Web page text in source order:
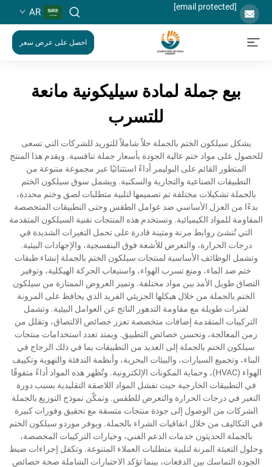
[email protected]
AR
احصل على عرض سعر
بيع جملة لمادة سيليكونية مانعة
للتسرب
يشكل سيلكون الختم بالجملة حلاً شاملاً للتوريد للشركات التي تسعى
للحصول على مواد ختم عالية الجودة بأسعار جملة تنافسية. ويقدم هذا المنتج
المتطور القائم على البوليمر أداءً استثنائيًا عبر مجموعة متنوعة من
التطبيقات الصناعية والتجارية والسكنية. ويشمل سوق سيلكون الختم
بالجملة تشكيلات مختلفة تم تصميمها لتلبية متطلبات لصق وختم محددة،
بدءًا من العزل الأساسي ضد عوامل الطقس وحتى التطبيقات المتخصصة
المقاومة للمواد الكيميائية. وتستخدم هذه المنتجات تقنية السيلكون المتقدمة
التي تُنشئ روابط مرنة ومتينة قادرة على تحمل التغيرات الشديدة في
درجات الحرارة، والتعرض للأشعة فوق البنفسجية، والإجهادات البيئية.
وتشمل الوظائف الأساسية لمنتجات سيلكون الختم بالجملة إنشاء طبقات
ختم ضد الماء، ومنع تسرب الهواء، واستيعاب الحركة الهيكلية، وتوفير
التصاق طويل الأمد بين مواد مختلفة. وتميز العروض الممتازة من سيلكون
الختم بالجملة من خلال هيكلها الجزيئي الفريد الذي يحافظ على المرونة
لفترات طويلة مع مقاومة التدهور الناتج عن العوامل البيئية. وتشمل
التركيبات المتقدمة إضافات متخصصة تعزز خصائص الالتصاق، وتقلل من
زمن المعالجة، وتحسن خصائص التطبيق. ويمتد تعدد استخدامات منتجات
سيلكون الختم بالجملة إلى العديد من التطبيقات بما في ذلك الزجاج في
البناء، وتجميع السيارات، والبيئات البحرية، وأنظمة التدفئة والتهوية وتكييف
الهواء (HVAC)، وحماية المكونات الإلكترونية. وتُظهر هذه المواد أداءً متفوقًا
في التطبيقات الخارجية حيث تفشل المواد اللاصقة التقليدية بسبب دورة
التغير في درجات الحرارة والتعرض للطقس. وتمكّن نموذج التوزيع بالجملة
الشركات من الوصول إلى جودة منتجات متسقة مع تحقيق وفورات كبيرة
في التكاليف من خلال اتفاقيات الشراء بالجملة. ويوفر موردو سيلكون الختم
بالجملة الحديثون خدمات الدعم الفني، وخيارات التركيبات المخصصة،
وحلول التعبئة المرنة لتلبية متطلبات العملاء المتنوعة. وتكفل إجراءات ضبط
الجودة التماسك بين الدفعات، بينما تؤكد الاختبارات الشاملة صحة خصائص